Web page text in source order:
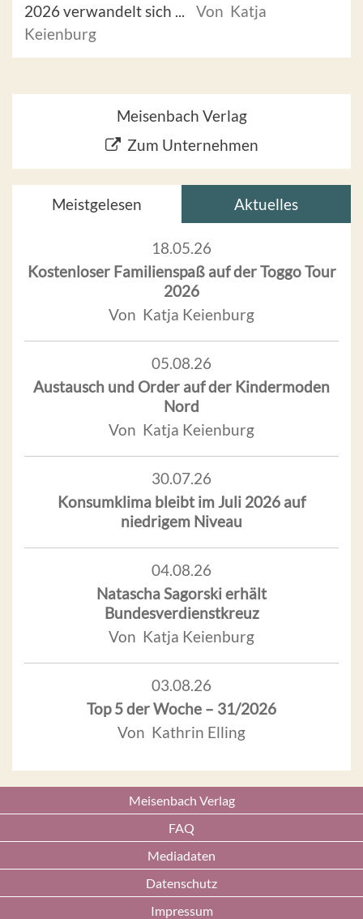
2026 verwandelt sich ...
Von Katja
Keienburg
Meisenbach Verlag
Zum Unternehmen
Meistgelesen Aktuelles
18.05.26
Kostenloser Familienspaß auf der Toggo Tour
2026
Von Katja Keienburg
05.08.26
Austausch und Order auf der Kindermoden
Nord
Von Katja Keienburg
30.07.26
Konsumklima bleibt im Juli 2026 auf
niedrigem Niveau
04.08.26
Natascha Sagorski erhält
Bundesverdienstkreuz
Von Katja Keienburg
03.08.26
Top 5 der Woche – 31/2026
Von Kathrin Elling
Meisenbach Verlag
FAQ
Mediadaten
Datenschutz
Impressum